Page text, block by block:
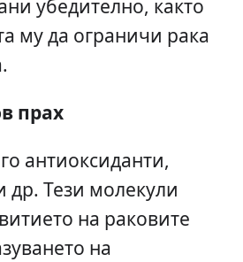
убедително, както
му да ограничи рака
прах
антиоксиданти,
Тези молекули
на раковите
на